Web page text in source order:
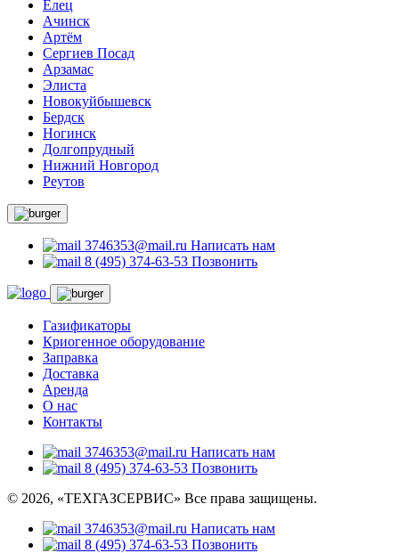
Елец
Ачинск
Артём
Сергиев Посад
Арзамас
Элиста
Новокуйбышевск
Бердск
Ногинск
Долгопрудный
Нижний Новгород
Реутов
3746353@mail.ru Написать нам
8 (495) 374-63-53 Позвонить
Газификаторы
Криогенное оборудование
Заправка
Доставка
Аренда
О нас
Контакты
3746353@mail.ru Написать нам
8 (495) 374-63-53 Позвонить
© 2026, «ТЕХГАЗСЕРВИС» Все права защищены.
3746353@mail.ru Написать нам
8 (495) 374-63-53 Позвонить